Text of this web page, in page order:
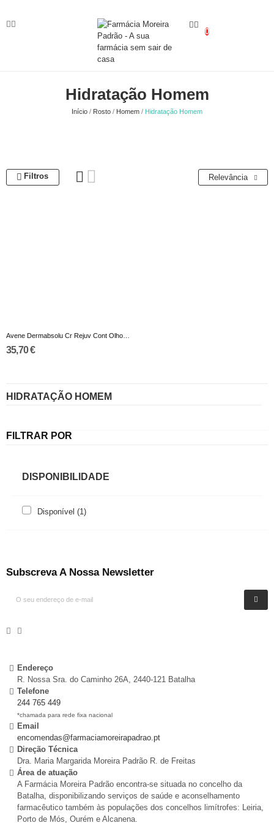
0
Hidratação Homem
Início Rosto Homem Hidratação Homem
HIDRATAÇÃO HOMEM
FILTRAR POR
DISPONIBILIDADE
Disponível(1)
Filtros Relevância
35,70 €
Subscreva A Nossa Newsletter
Endereço
R. Nossa Sra. do Caminho 26A, 2440-121 Batalha
Telefone
244 765 449
*chamada para rede fixa nacional
Email
encomendas@farmaciamoreirapadrao.pt
Direção Técnica
Dra. Maria Margarida Moreira Padrão R. de Freitas
Área de atuação
A Farmácia Moreira Padrão encontra-se situada no concelho da
Batalha, disponibilizando serviços de saúde e aconselhamento
farmacêutico também às populações dos concelhos limítrofes: Leiria,
Porto de Mós, Ourém e Alcanena.